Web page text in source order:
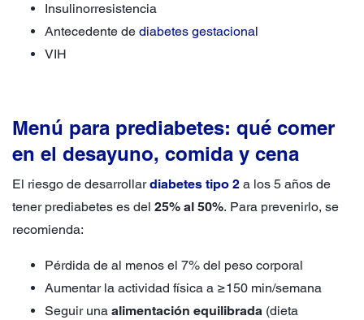
Insulinorresistencia
Antecedente de diabetes gestacional
VIH
Menú para prediabetes: qué comer
en el desayuno, comida y cena
El riesgo de desarrollardiabetes tipo 2 a los 5 años de
tener prediabetes es del 25% al 50%. Para prevenirlo, se
recomienda:
Pérdida de al menos el 7% del peso corporal
Aumentar la actividad física a ≥150 min/semana
Seguir una alimentación equilibrada (dieta